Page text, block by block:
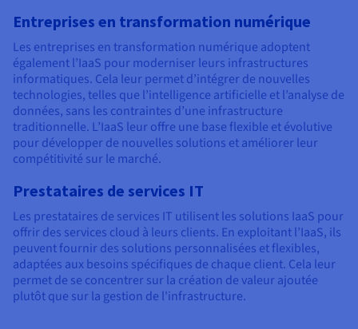
Entreprises en transformation numérique
Les entreprises en transformation numérique adoptent
également l’IaaS pour moderniser leurs infrastructures
informatiques. Cela leur permet d’intégrer de nouvelles
technologies, telles que l’intelligence artificielle et l’analyse de
données, sans les contraintes d’une infrastructure
traditionnelle. L’IaaS leur offre une base flexible et évolutive
pour développer de nouvelles solutions et améliorer leur
compétitivité sur le marché.
Prestataires de services IT
Les prestataires de services IT utilisent les solutions IaaS pour
offrir des services cloud à leurs clients. En exploitant l’IaaS, ils
peuvent fournir des solutions personnalisées et flexibles,
adaptées aux besoins spécifiques de chaque client. Cela leur
permet de se concentrer sur la création de valeur ajoutée
plutôt que sur la gestion de l'infrastructure.